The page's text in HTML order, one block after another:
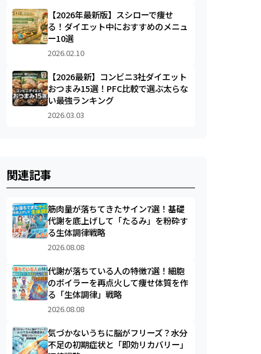
【2026年最新版】スシローで痩せ
る！ダイエット中におすすめのメニュ
ー10選
2026.02.10
【2026最新】コンビニ3社ダイエット
おつまみ15選！PFC比較で選ぶ太らな
い最強ランキング
2026.03.03
関連記事
筋肉量が落ちてきたサイン7選！基礎
代謝を底上げして「たるみ」を粉砕す
る生体調律戦略
2026.08.08
代謝が落ちている人の特徴7選！細胞
のボイラーを再点火して痩せ体質を作
る「生体調律」戦略
2026.08.08
気づかないうちに脳がフリーズ？水分
不足の初期症状と「即効リカバリー」